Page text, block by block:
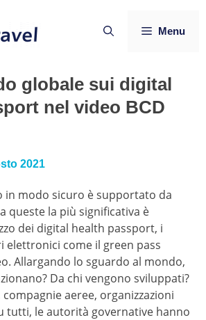
Menu
globale sui digital
nel video BCD
2021
in modo sicuro è supportato da
queste la più significativa è
dei digital health passport, i
elettronici come il green pass
Allargando lo sguardo al mondo,
Da chi vengono sviluppati?
aeree, organizzazioni
tutti, le autorità governative hanno